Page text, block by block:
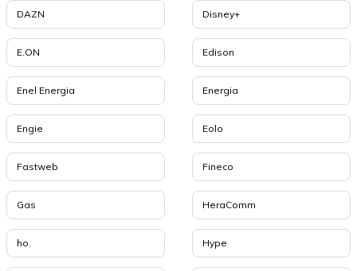
DAZN Disney+
E.ON Edison
Enel Energia Energia
Engie Eolo
Fastweb Fineco
Gas HeraComm
ho. Hype